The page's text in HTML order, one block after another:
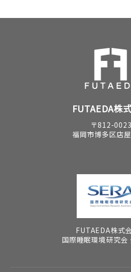
FUTAEDA株
〒812-0023
福岡市博多区店
FUTAEDA株式
国際睡眠環境研究会